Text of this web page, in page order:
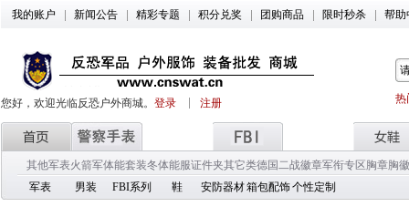
我的账户 新闻公告 精彩专题 积分兑奖 团购商品 限时秒杀 帮助
您好，欢迎光临反恐户外商城。 登录 注册 热
其他军表火箭军体能套装冬体能服证件夹其它类德国二战徽章军衔专区 胸章胸
军表
男装 FBI系列 鞋 安防器材箱包配饰个性定制